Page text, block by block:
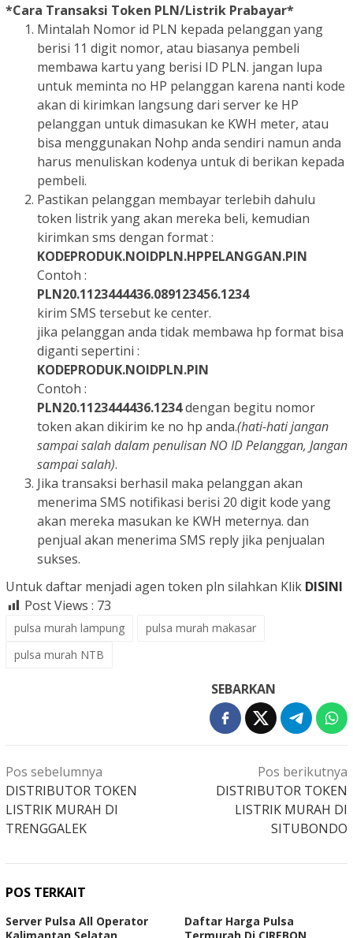
*Cara Transaksi Token PLN/Listrik Prabayar*
Mintalah Nomor id PLN kepada pelanggan yang
berisi 11 digit nomor, atau biasanya pembeli
membawa kartu yang berisi ID PLN. jangan lupa
untuk meminta no HP pelanggan karena nanti kode
akan di kirimkan langsung dari server ke HP
pelanggan untuk dimasukan ke KWH meter, atau
bisa menggunakan Nohp anda sendiri namun anda
harus menuliskan kodenya untuk di berikan kepada
pembeli.
Pastikan pelanggan membayar terlebih dahulu
token listrik yang akan mereka beli, kemudian
kirimkan sms dengan format :
KODEPRODUK.NOIDPLN.HPPELANGGAN.PIN
Contoh :
PLN20.1123444436.089123456.1234
kirim SMS tersebut ke center.
jika pelanggan anda tidak membawa hp format bisa
diganti sepertini :
KODEPRODUK.NOIDPLN.PIN
Contoh :
PLN20.1123444436.1234dengan begitu nomor
token akan dikirim ke no hp anda.(hati-hati jangan
sampai salah dalam penulisan NO ID Pelanggan, Jangan
sampai salah).
Jika transaksi berhasil maka pelanggan akan
menerima SMS notifikasi berisi 20 digit kode yang
akan mereka masukan ke KWH meternya. dan
penjual akan menerima SMS reply jika penjualan
sukses.
Untuk daftar menjadi agen token pln silahkan Klik DISINI
Post Views : 73
pulsa murah lampung
pulsa murah makasar
pulsa murah NTB
SEBARKAN
Navigasi
pos
Pos sebelumnya
DISTRIBUTOR TOKEN
LISTRIK MURAH DI
TRENGGALEK
Pos berikutnya
DISTRIBUTOR TOKEN
LISTRIK MURAH DI
SITUBONDO
POS TERKAIT
Server Pulsa All Operator
Daftar Harga Pulsa